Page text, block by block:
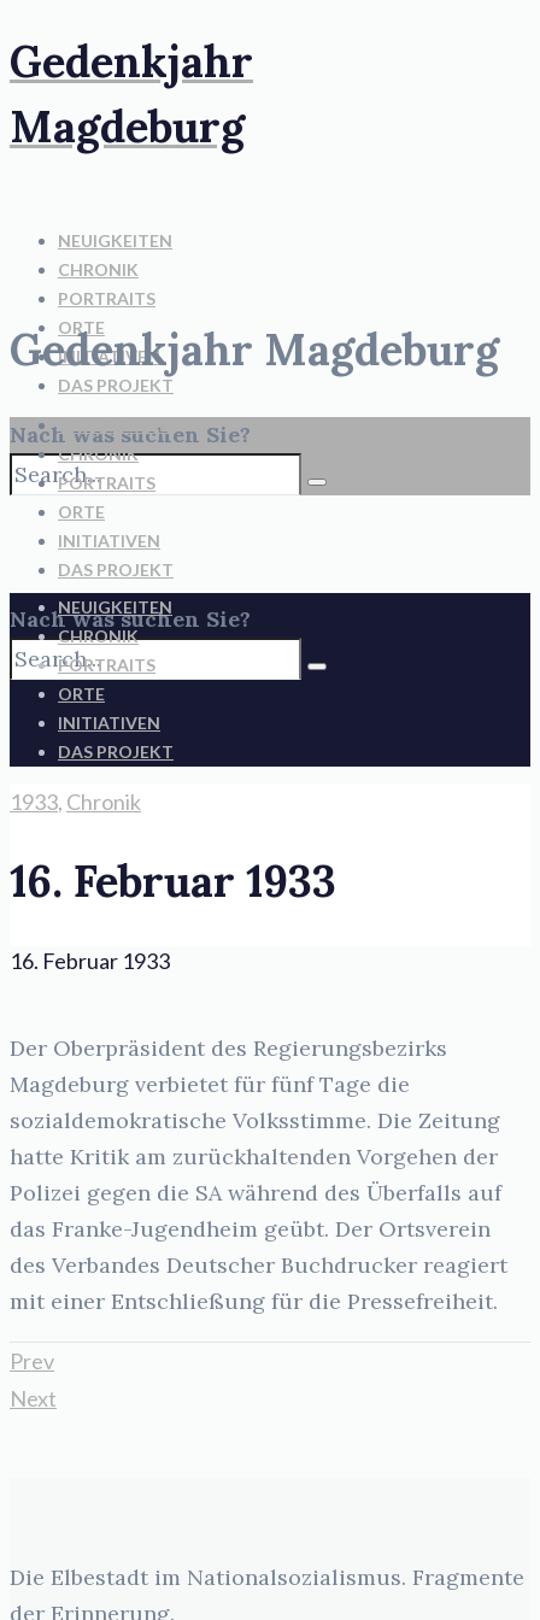
Gedenkjahr
Magdeburg
NEUIGKEITEN
CHRONIK
PORTRAITS
ORTE
INITIATIVEN
DAS PROJEKT
Nach was suchen Sie?
Gedenkjahr Magdeburg
NEUIGKEITEN
CHRONIK
PORTRAITS
ORTE
INITIATIVEN
DAS PROJEKT
Nach was suchen Sie?
NEUIGKEITEN
CHRONIK
PORTRAITS
ORTE
INITIATIVEN
DAS PROJEKT
1933, Chronik
16. Februar 1933
16. Februar 1933
Der Oberpräsident des Regierungsbezirks
Magdeburg verbietet für fünf Tage die
sozialdemokratische Volksstimme. Die Zeitung
hatte Kritik am zurückhaltenden Vorgehen der
Polizei gegen die SA während des Überfalls auf
das Franke-Jugendheim geübt. Der Ortsverein
des Verbandes Deutscher Buchdrucker reagiert
mit einer Entschließung für die Pressefreiheit.
Prev
Next
Die Elbestadt im Nationalsozialismus. Fragmente
der Erinnerung.